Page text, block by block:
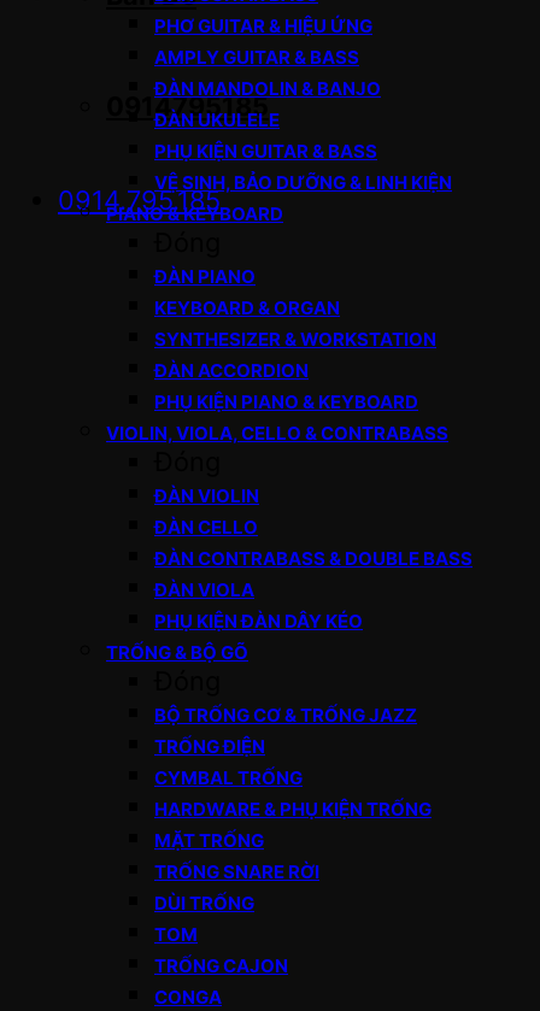
0914795185
0914.795.185
PHƠ GUITAR & HIỆU ỨNG
AMPLY GUITAR & BASS
ĐÀN MANDOLIN & BANJO
ĐÀN UKULELE
PHỤ KIỆN GUITAR & BASS
VỆ SINH, BẢO DƯỠNG & LINH KIỆN
PIANO & KEYBOARD
ĐÀN PIANO
KEYBOARD & ORGAN
SYNTHESIZER & WORKSTATION
ĐÀN ACCORDION
PHỤ KIỆN PIANO & KEYBOARD
VIOLIN, VIOLA, CELLO & CONTRABASS
ĐÀN VIOLIN
ĐÀN CELLO
ĐÀN CONTRABASS & DOUBLE BASS
ĐÀN VIOLA
PHỤ KIỆN ĐÀN DÂY KÉO
TRỐNG & BỘ GÕ
BỘ TRỐNG CƠ & TRỐNG JAZZ
TRỐNG ĐIỆN
CYMBAL TRỐNG
HARDWARE & PHỤ KIỆN TRỐNG
MẶT TRỐNG
TRỐNG SNARE RỜI
DÙI TRỐNG
TOM
TRỐNG CAJON
CONGA